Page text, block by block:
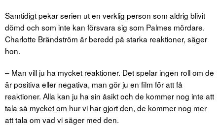
Samtidigt pekar serien ut en verklig person som aldrig blivit
dömd och som inte kan försvara sig som Palmes mördare.
Charlotte Brändström är beredd på starka reaktioner, säger
hon.
– Man vill ju ha mycket reaktioner. Det spelar ingen roll om de
är positiva eller negativa, man gör ju en film för att få
reaktioner. Alla kan ju ha sin åsikt och de kommer nog inte att
tala så mycket om hur vi har gjort den, de kommer nog mer
att tala om vad vi säger med den.